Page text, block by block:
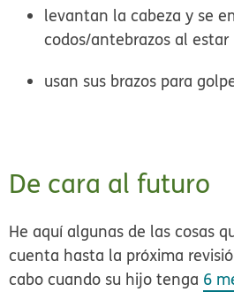
levantan la cabeza y se
codos/antebrazos al
usan sus brazos para
De cara al futuro
He aquí algunas de las cosas
cuenta hasta la próxima
cabo cuando su hijo tenga 6